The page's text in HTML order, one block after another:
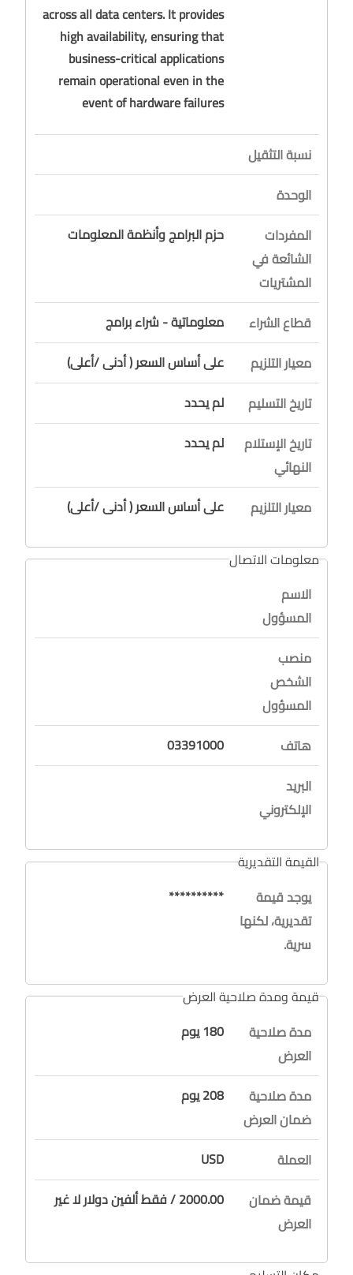
across all data centers. It provides
high availability, ensuring that
business-critical applications
remain operational even in the
event of hardware failures
نسبة التثقيل
الوحدة
المفردات
الشائعة في
المشتريات
حزم البرامج وأنظمة المعلومات
قطاع الشراء
معلوماتية - شراء برامج
معيار التلزيم
على أساس السعر ( أدنى /أعلى)
تاريخ التسليم
لم يحدد
تاريخ الإستلام
النهائي
لم يحدد
معيار التلزيم على أساس السعر ( أدنى /أعلى)
معلومات الاتصال
الاسم
المسؤول
منصب
الشخص
المسؤول
هاتف
03391000
البريد
الإلكتروني
القيمة التقديرية
يوجد قيمة
تقديرية، لكنها
سرية.
**********
قيمة ومدة صلاحية العرض
مدة صلاحية
العرض
180 يوم
مدة صلاحية
ضمان العرض
208 يوم
العملة
USD
قيمة ضمان
العرض
2000.00 / فقط ألفين دولار لا غير